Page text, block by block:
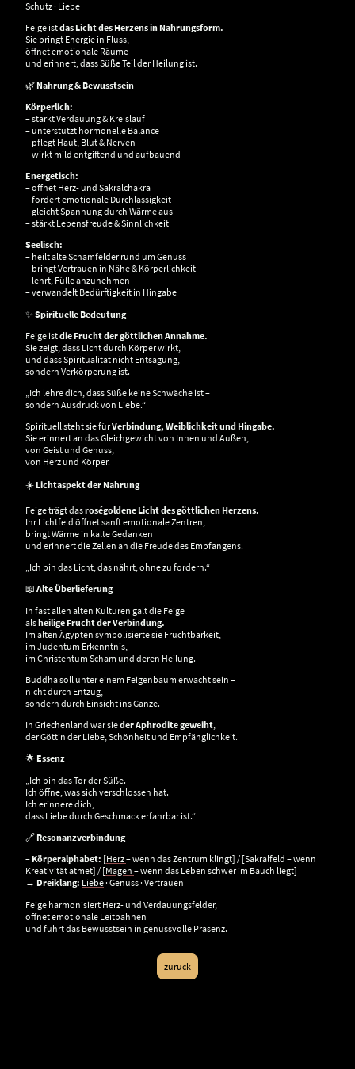
Schutz · Liebe
Feige istdas Licht des Herzens in Nahrungsform.
Sie bringt Energie in Fluss,
öffnet emotionale Räume
und erinnert, dass Süße Teil der Heilung ist.
🌿 Nahrung & Bewusstsein
Körperlich:
– stärkt Verdauung & Kreislauf
– unterstützt hormonelle Balance
– pflegt Haut, Blut & Nerven
– wirkt mild entgiftend und aufbauend
Energetisch:
– öffnet Herz- und Sakralchakra
– fördert emotionale Durchlässigkeit
– gleicht Spannung durch Wärme aus
– stärkt Lebensfreude & Sinnlichkeit
Seelisch:
– heilt alte Schamfelder rund um Genuss
– bringt Vertrauen in Nähe & Körperlichkeit
– lehrt, Fülle anzunehmen
– verwandelt Bedürftigkeit in Hingabe
✨ Spirituelle Bedeutung
Feige istdie Frucht der göttlichen Annahme.
Sie zeigt, dass Licht durch Körper wirkt,
und dass Spiritualität nicht Entsagung,
sondern Verkörperung ist.
„Ich lehre dich, dass Süße keine Schwäche ist –
sondern Ausdruck von Liebe.“
Spirituell steht sie fürVerbindung, Weiblichkeit und Hingabe.
Sie erinnert an das Gleichgewicht von Innen und Außen,
von Geist und Genuss,
von Herz und Körper.
☀️ Lichtaspekt der Nahrung
Feige trägt dasroségoldene Licht des göttlichen Herzens.
Ihr Lichtfeld öffnet sanft emotionale Zentren,
bringt Wärme in kalte Gedanken
und erinnert die Zellen an die Freude des Empfangens.
„Ich bin das Licht, das nährt, ohne zu fordern.“
📖 Alte Überlieferung
In fast allen alten Kulturen galt die Feige
alsheilige Frucht der Verbindung.
Im alten Ägypten symbolisierte sie Fruchtbarkeit,
im Judentum Erkenntnis,
im Christentum Scham und deren Heilung.
Buddha soll unter einem Feigenbaum erwacht sein –
nicht durch Entzug,
sondern durch Einsicht ins Ganze.
In Griechenland war sieder Aphrodite geweiht,
der Göttin der Liebe, Schönheit und Empfänglichkeit.
🌟 Essenz
„Ich bin das Tor der Süße.
Ich öffne, was sich verschlossen hat.
Ich erinnere dich,
dass Liebe durch Geschmack erfahrbar ist.“
🔗 Resonanzverbindung
– Körperalphabet: [Herz– wenn das Zentrum klingt] / [Sakralfeld – wenn
Kreativität atmet] / [Magen – wenn das Leben schwer im Bauch liegt]
→ Dreiklang: Liebe · Genuss · Vertrauen
Feige harmonisiert Herz- und Verdauungsfelder,
öffnet emotionale Leitbahnen
und führt das Bewusstsein in genussvolle Präsenz.
zurück